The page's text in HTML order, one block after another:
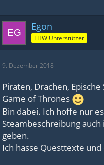
Egon
FHW Unterstützer
9. Dezember 2018
Piraten, Drachen,
Game of Thrones
Bin dabei. Ich hoffe nur
Steambeschreibung
geben.
Ich hasse Questtexte und